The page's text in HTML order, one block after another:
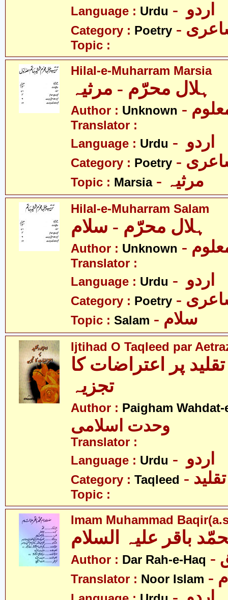
Language : Urdu
Category : Poetry
Topic :
Hilal-e-Muharram Marsia
ہلال محرّم - مرثیہ
Author : Unknown
Translator :
Language : Urdu
Category : Poetry
Topic : Marsia - مرثیہ
Hilal-e-Muharram Salam
ہلال محرّم - سلام
Author : Unknown
Translator :
Language : Urdu
Category : Poetry
Topic : Salam - سلام
Ijtihad O Taqleed par
پر اعتراضات کا
تجزیہ
Author : Paigham
وحدت اسلامی
Translator :
Language : Urdu
Category : Taqleed - تقلید
Topic :
Imam Muhammad
باقر علیہ السلام
Author : Dar Rah-e-Haq
Translator : Noor Islam